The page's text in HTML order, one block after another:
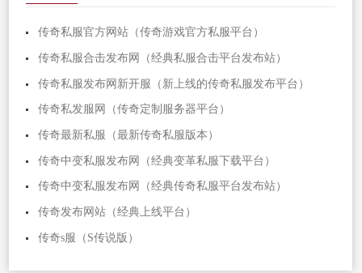
传奇私服官方网站（传奇游戏官方私服平台）
传奇私服合击发布网（经典私服合击平台发布站）
传奇私服发布网新开服（新上线的传奇私服发布平台）
传奇私发服网（传奇定制服务器平台）
传奇最新私服（最新传奇私服版本）
传奇中变私服发布网（经典变革私服下载平台）
传奇中变私服发布网（经典传奇私服平台发布站）
传奇发布网站（经典上线平台）
传奇s服（S传说版）